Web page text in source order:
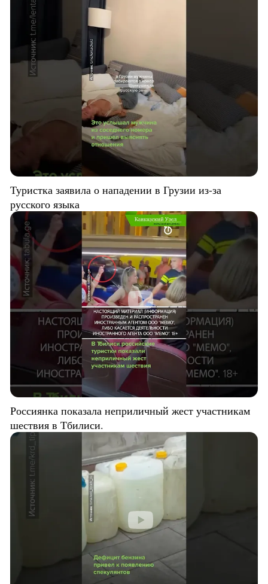
Туристка заявила о нападении в Грузии из-за
русского языка
Россиянка показала неприличный жест участникам
шествия в Тбилиси.